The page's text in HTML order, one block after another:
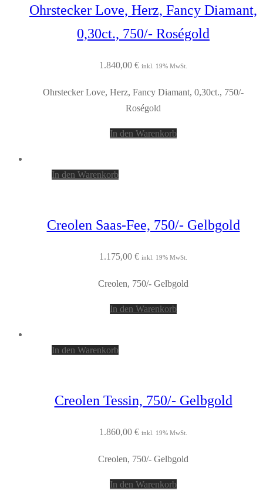
Ohrstecker Love, Herz, Fancy Diamant,
0,30ct., 750/- Roségold
1.840,00 € inkl. 19% MwSt.
Ohrstecker Love, Herz, Fancy Diamant, 0,30ct., 750/-
Roségold
In den Warenkorb
In den Warenkorb
Creolen Saas-Fee, 750/- Gelbgold
1.175,00 € inkl. 19% MwSt.
Creolen, 750/- Gelbgold
In den Warenkorb
In den Warenkorb
Creolen Tessin, 750/- Gelbgold
1.860,00 € inkl. 19% MwSt.
Creolen, 750/- Gelbgold
In den Warenkorb